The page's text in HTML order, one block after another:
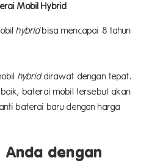
Mobil Hybrid
hybridbisa mencapai 8 tahun
hybriddirawat dengan tepat.
baterai mobil tersebut akan
baterai baru dengan harga
Anda dengan